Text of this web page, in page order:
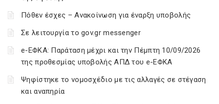
Πόθεν έσχες – Ανακοίνωση για έναρξη υποβολής
Σε λειτουργία το gov.gr messenger
e-ΕΦΚΑ: Παράταση μέχρι και την Πέμπτη 10/09/2026
της προθεσμίας υποβολής ΑΠΔ του e-ΕΦΚΑ
Ψηφίστηκε το νομοσχέδιο με τις αλλαγές σε στέγαση
και αναπηρία